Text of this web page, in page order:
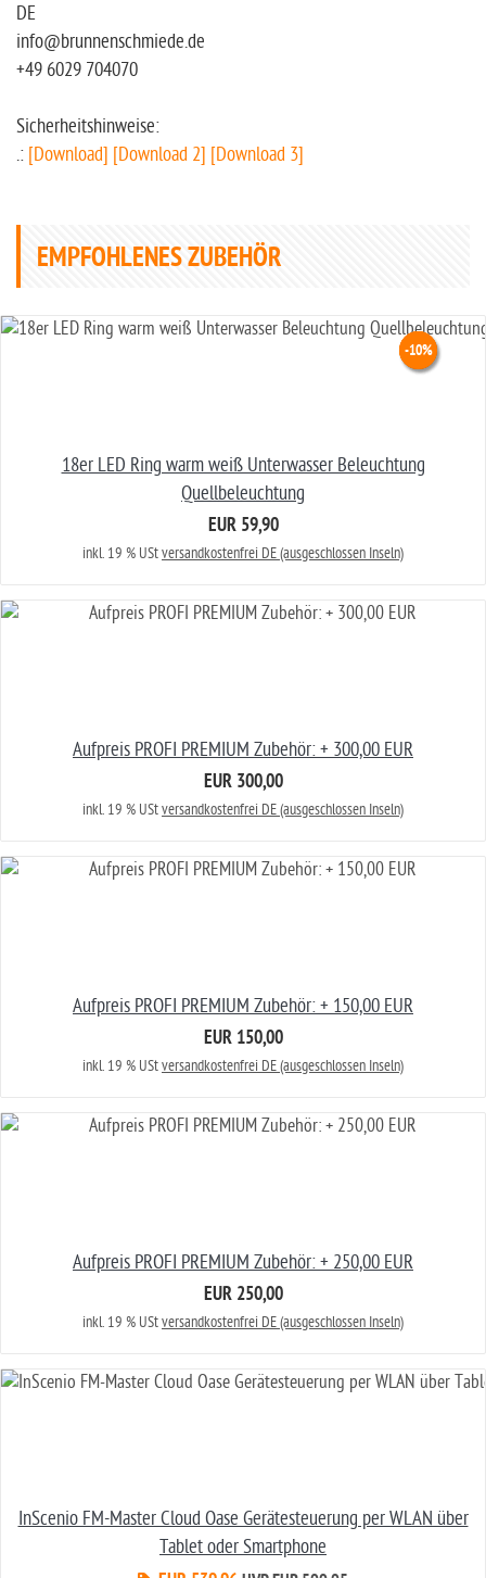
DE
info@brunnenschmiede.de
+49 6029 704070
Sicherheitshinweise:
.: [Download] [Download 2] [Download 3]
EMPFOHLENES ZUBEHÖR
18er LED Ring warm weiß Unterwasser Beleuchtung
Quellbeleuchtung
EUR 59,90
inkl. 19 % UStversandkostenfrei DE (ausgeschlossen Inseln)
Aufpreis PROFI PREMIUM Zubehör: + 300,00 EUR
EUR 300,00
inkl. 19 % UStversandkostenfrei DE (ausgeschlossen Inseln)
Aufpreis PROFI PREMIUM Zubehör: + 150,00 EUR
EUR 150,00
inkl. 19 % UStversandkostenfrei DE (ausgeschlossen Inseln)
Aufpreis PROFI PREMIUM Zubehör: + 250,00 EUR
EUR 250,00
inkl. 19 % UStversandkostenfrei DE (ausgeschlossen Inseln)
InScenio FM-Master Cloud Oase Gerätesteuerung per WLAN über
Tablet oder Smartphone
-10%
-10%
-10%